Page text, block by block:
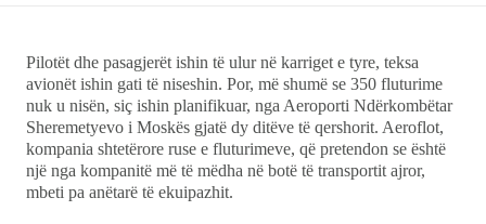
Ekonomi
Teknologji
Udhëtime
Pilotët dhe pasagjerët ishin të ulur në karriget e tyre, teksa
avionët ishin gati të niseshin. Por, më shumë se 350 fluturime
nuk u nisën, siç ishin planifikuar, nga Aeroporti Ndërkombëtar
Sheremetyevo i Moskës gjatë dy ditëve të qershorit. Aeroflot,
kompania shtetërore ruse e fluturimeve, që pretendon se është
një nga kompanitë më të mëdha në botë të transportit ajror,
mbeti pa anëtarë të ekuipazhit.